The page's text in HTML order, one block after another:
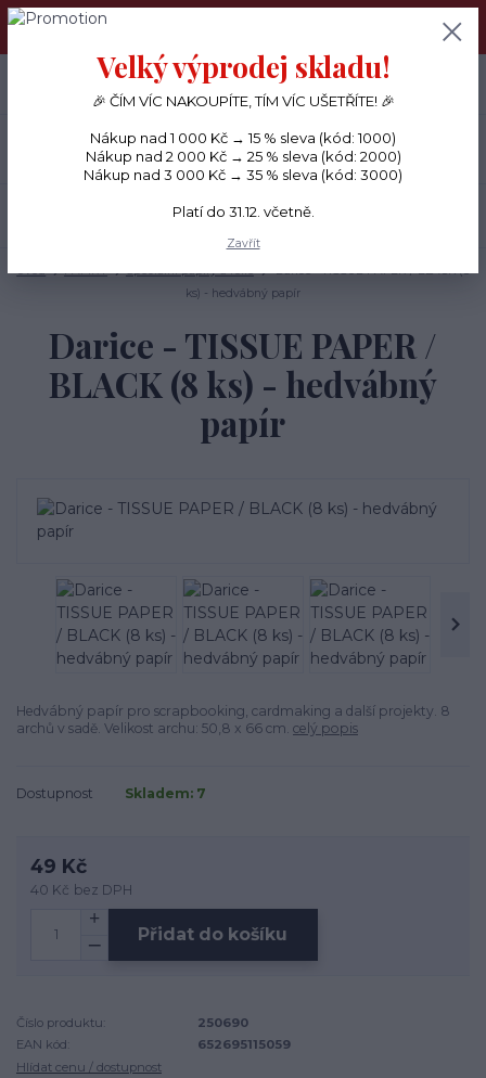
PŘÁNÍČKA a PAPÍROVÉ DÁRKY odesílám každý den, KREATIVNÍ
Menu
CZK
+420 734 380 930
(Po-Ne, 8-20 hod.)
ks) - hedvábný papír
Darice - TISSUE PAPER /
BLACK (8 ks) - hedvábný
papír
Hedvábný papír pro scrapbooking, cardmaking a další projekty. 8
archů v sadě. Velikost archu: 50,8 x 66 cm. celý popis
Dostupnost Skladem: 7
49 Kč
40 Kč bez DPH
Přidat do košíku
Číslo produktu:
250690
EAN kód:
652695115059
Hlídat cenu / dostupnost
Velký výprodej skladu!
🎉 ČÍM VÍC NAKOUPÍTE, TÍM VÍC UŠETŘÍTE! 🎉
Nákup nad 1 000 Kč → 15 % sleva (kód: 1000)
Nákup nad 2 000 Kč → 25 % sleva (kód: 2000)
Nákup nad 3 000 Kč → 35 % sleva (kód: 3000)
Platí do 31.12. včetně.
Zavřít